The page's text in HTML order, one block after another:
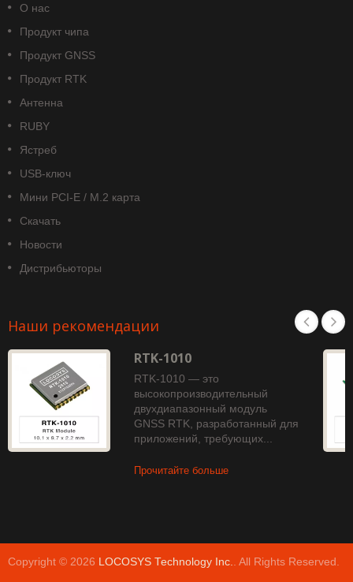
О нас
Продукт чипа
Продукт GNSS
Продукт RTK
Антенна
RUBY
Ястреб
USB-ключ
Мини PCI-E / M.2 карта
Скачать
Новости
Дистрибьюторы
Наши рекомендации
RTK-1010
RTK-1010 — это
высокопроизводительный
двухдиапазонный модуль
GNSS RTK, разработанный для
приложений, требующих...
Прочитайте больше
Copyright © 2026 LOCOSYS Technology Inc.. All Rights Reserved.